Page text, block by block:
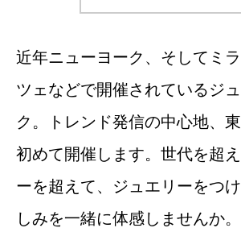
近年ニューヨーク、そしてミ
ツェなどで開催されているジ
ク。トレンド発信の中心地、東
初めて開催します。世代を超
ーを超えて、ジュエリーをつ
しみを一緒に体感しませんか。